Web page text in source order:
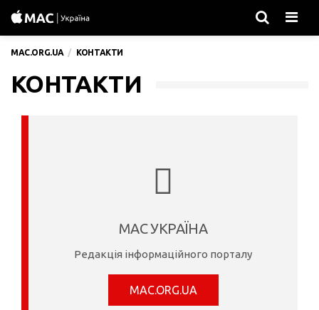
MAC.ORG.UA КОНТАКТИ
КОНТАКТИ
MAC УКРАЇНА
Редакція інформаційного порталу
MAC.ORG.UA